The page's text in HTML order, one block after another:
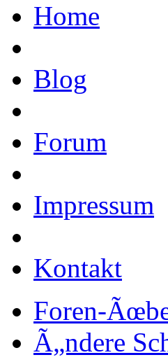
Home
Blog
Forum
Impressum
Kontakt
Foren-
Ã„ndere